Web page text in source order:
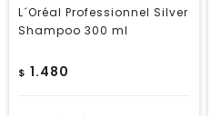
L´Oréal Professionnel Silver
Shampoo 300 ml
$ 1.480